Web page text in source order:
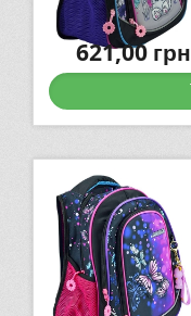
621,00грн